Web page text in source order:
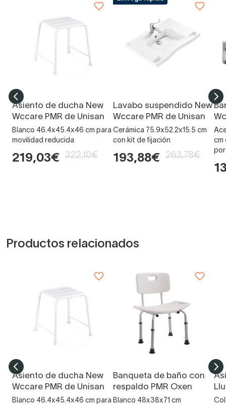
Asiento de ducha New
Wccare PMR de Unisan
Blanco 46.4x45.4x46 cm para
movilidad reducida
219,03€ 322,10€
Lavabo suspendido New
Wccare PMR de Unisan
Cerámica 75.9x52.2x15.5 cm
con kit de fijación
193,88€ 263,78€
cm
Productos relacionados
Asiento de ducha New
Wccare PMR de Unisan
Blanco 46.4x45.4x46 cm para
Banqueta de baño con
respaldo PMR Oxen
Blanco 48x38x71 cm